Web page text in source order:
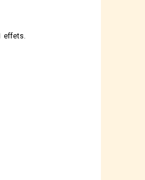
effets.